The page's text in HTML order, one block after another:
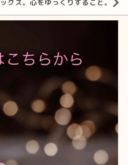
クス。心をゆっくりすること。